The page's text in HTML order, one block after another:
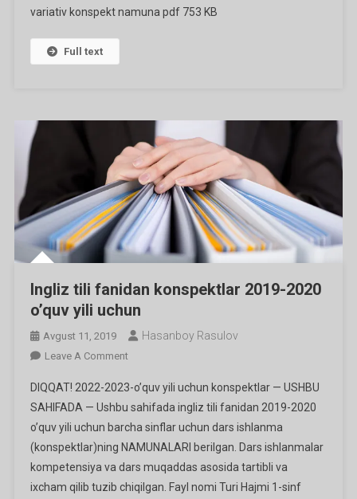
Variativ
variativ konspekt namuna pdf 753 KB
Full text
Ingliz tili fanidan konspektlar 2019-2020
o’quv yili uchun
Avgust 11, 2019 Hasanboy Rasulov
Leave A CommentOn
Tili
Fanidan
Konspektlar
2019-
2020
O’quv
DIQQAT! 2022-2023-o’quv yili uchun konspektlar — USHBU
SAHIFADA — Ushbu sahifada ingliz tili fanidan 2019-2020
o’quv yili uchun barcha sinflar uchun dars ishlanma
(konspektlar)ning NAMUNALARI berilgan. Dars ishlanmalar
kompetensiya va dars muqaddas asosida tartibli va
ixcham qilib tuzib chiqilgan. Fayl nomi Turi Hajmi 1-sinf